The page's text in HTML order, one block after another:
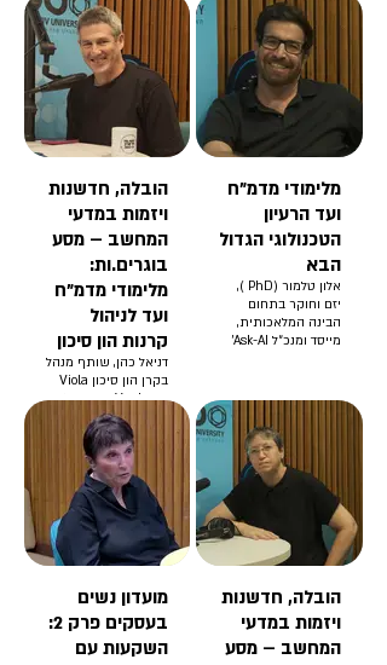
מלימודי מדמ"ח
ועד הרעיון
הטכנולוגי הגדול
הבא
אלון טלמור (PhD ),
יזם וחוקר בתחום
הבינה המלאכותית,
מייסד ומנכ״ל Ask-AI'
הובלה, חדשנות
ויזמות במדעי
המחשב – מסע
בוגרים.ות:
מלימודי מדמ"ח
ועד לניהול
קרנות הון סיכון
דניאל כהן, שותף מנהל
בקרן הון סיכון Viola
Ventures ובוגר של
ביה"ס למדעי המחשב
ע"ש בלווטניק
באוניברסיטת ת"א
הובלה, חדשנות
ויזמות במדעי
המחשב – מסע
מועדון נשים
בעסקים פרק 2:
השקעות עם